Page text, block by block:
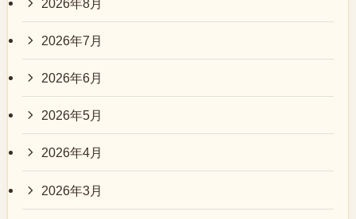
2026年7月
2026年6月
2026年5月
2026年4月
2026年3月